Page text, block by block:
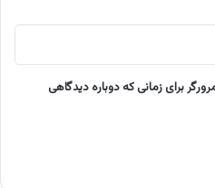
برای زمانی که دوباره دیدگاهی